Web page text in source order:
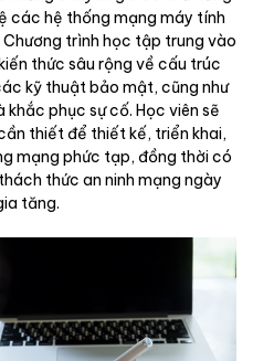
các hệ thống mạng máy tính
trình học tập trung vào
thức sâu rộng về cấu trúc
kỹ thuật bảo mật, cũng như
phục sự cố. Học viên sẽ
thiết để thiết kế, triển khai,
mạng phức tạp, đồng thời có
thức an ninh mạng ngày
tăng.